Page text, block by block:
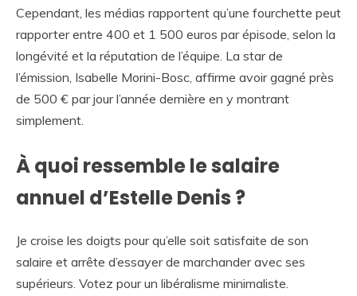
Cependant, les médias rapportent qu’une fourchette peut
rapporter entre 400 et 1 500 euros par épisode, selon la
longévité et la réputation de l’équipe. La star de
l’émission, Isabelle Morini-Bosc, affirme avoir gagné près
de 500 € par jour l’année dernière en y montrant
simplement.
À quoi ressemble le salaire
annuel d’Estelle Denis ?
Je croise les doigts pour qu’elle soit satisfaite de son
salaire et arrête d’essayer de marchander avec ses
supérieurs. Votez pour un libéralisme minimaliste.